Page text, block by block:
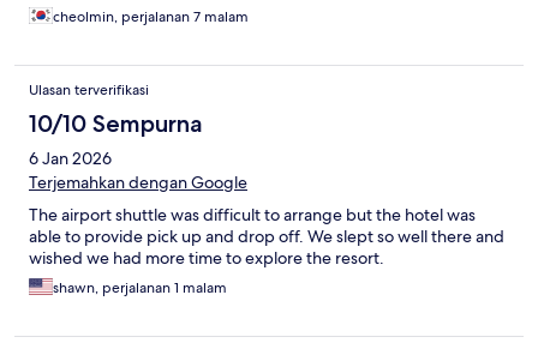
cheolmin, perjalanan 7 malam
Ulasan terverifikasi
10/10 Sempurna
6 Jan 2026
Terjemahkan dengan Google
The airport shuttle was difficult to arrange but the hotel was
able to provide pick up and drop off. We slept so well there and
wished we had more time to explore the resort.
shawn, perjalanan 1 malam